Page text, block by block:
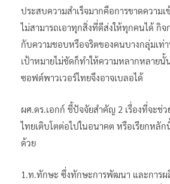
ประสบความสำเร็จมากคือการขาดความเ
ไม่สามารถเอาทุกสิ่งที่ดีส่งให้ทุกคนได้ กิจ
กับความชอบหรือจริตของคนบางกลุ่มเท่
เป้าหมายไม่ชัดก็ทำให้ความหลากหลายนั้
ซอฟต์พาวเวอร์ไทยจึงอาจเบลอได้
ผศ.ดร.เอกก์ ชี้ปัจจัยสำคัญ 2 เรื่องที่จะช่
ไทยเติบโตต่อไปในอนาคต หรือเรียกหลั
ด้วย
1.ท.ทักษะ ซึ่งทักษะการพัฒนา และการผ